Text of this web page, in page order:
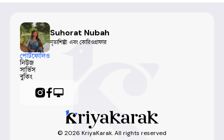
Suhorat Nubah
নৃত্যশিল্পী এবং কোরিওগ্রাফার
পোর্টফোলিও
নিউজ
সার্ভিস
বুকিং
© 2026 KriyaKarak. All rights reserved